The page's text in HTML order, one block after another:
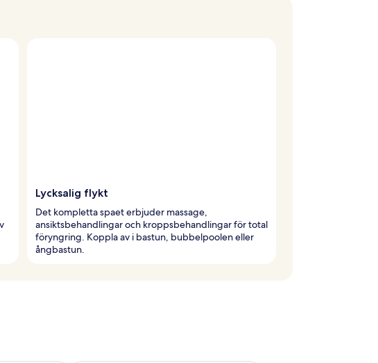
Lycksalig flykt
Det kompletta spaet erbjuder massage,
ansiktsbehandlingar och kroppsbehandlingar för total
föryngring. Koppla av i bastun, bubbelpoolen eller
ångbastun.